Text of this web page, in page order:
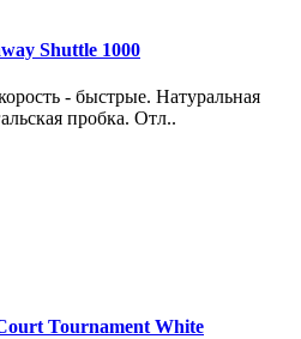
Shuttle 1000
- быстрые. Натуральная
пробка. Отл..
Tournament White